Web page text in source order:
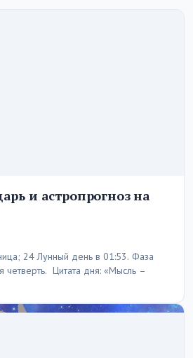
и астропрогноз на
24 Лунный день в 01:53. Фаза
четверть. Цитата дня: «Мысль –